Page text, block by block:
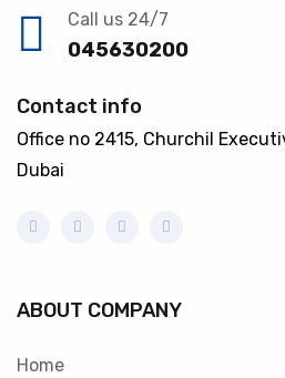
Call us 24/7
045630200
Contact info
Office no 2415, Churchil
Dubai
ABOUT COMPANY
Home